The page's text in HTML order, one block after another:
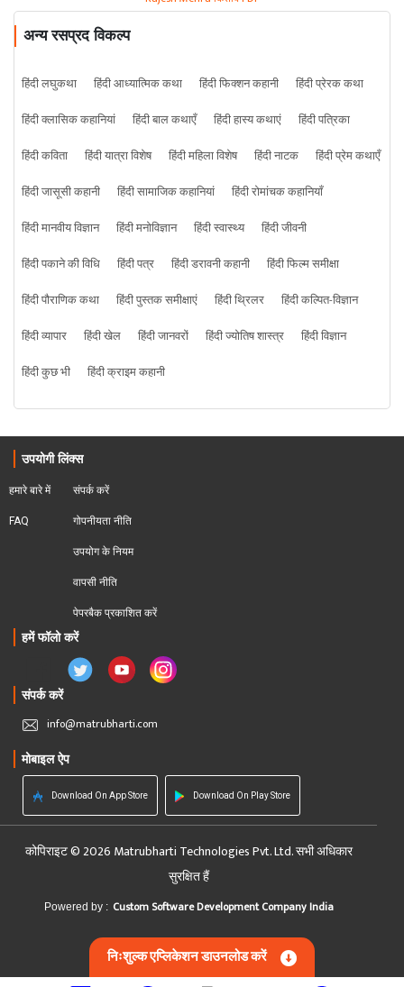
अन्य रसप्रद विकल्प
हिंदी लघुकथा हिंदी आध्यात्मिक कथा हिंदी फिक्शन कहानी
हिंदी प्रेरक कथा
हिंदी क्लासिक कहानियां
हिंदी बाल कथाएँ हिंदी हास्य कथाएं
हिंदी पत्रिका
हिंदी कविता
हिंदी यात्रा विशेष हिंदी महिला विशेष हिंदी नाटक
हिंदी प्रेम कथाएँ
हिंदी जासूसी कहानी
हिंदी सामाजिक कहानियां
हिंदी रोमांचक कहानियाँ
हिंदी मानवीय विज्ञान
हिंदी मनोविज्ञान हिंदी स्वास्थ्य
हिंदी जीवनी
हिंदी पकाने की विधि
हिंदी पत्र हिंदी डरावनी कहानी
हिंदी फिल्म समीक्षा
हिंदी पौराणिक कथा
हिंदी पुस्तक समीक्षाएं हिंदी थ्रिलर
हिंदी कल्पित-विज्ञान
हिंदी व्यापार
हिंदी खेल हिंदी जानवरों हिंदी ज्योतिष शास्त्र
हिंदी विज्ञान
हिंदी कुछ भी
हिंदी क्राइम कहानी
उपयोगी लिंक्स
हमारे बारे में
FAQ
संपर्क करें
गोपनीयता नीति
उपयोग के नियम
वापसी नीति
पेपरबैक प्रकाशित करें
हमें फॉलो करें
संपर्क करें
info@matrubharti.com
मोबाइल ऐप
Download On App Store Download On Play Store
कोपिराइट © 2026 Matrubharti Technologies Pvt. Ltd. सभी अधिकार
सुरक्षित हैं
Powered by : Custom Software Development Company India
निःशुल्क एप्लिकेशन डाउनलोड करें